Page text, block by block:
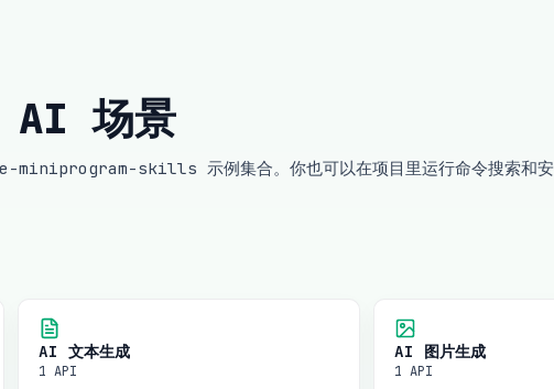
AI 场景
miniprogram-skills 示例集合。你也可以在项目里运行命令搜索和安
AI 文本生成
1 API
AI 图片生成
1 API